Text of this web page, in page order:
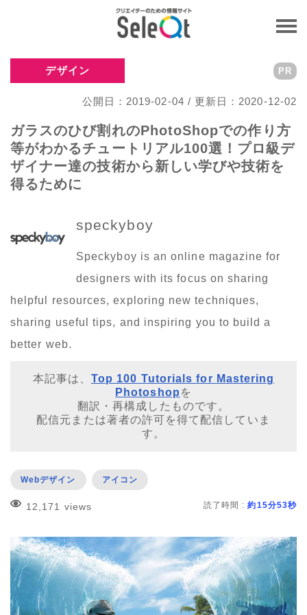
デザイン
公開日：2019-02-04 / 更新日：2020-12-02
PR
ガラスのひび割れのPhotoShopでの作り方
等がわかるチュートリアル100選！プロ級デ
ザイナー達の技術から新しい学びや技術を
得るために
speckyboy
Speckyboy is an online magazine for
designers with its focus on sharing
helpful resources, exploring new techniques,
sharing useful tips, and inspiring you to build a
better web.
本記事は、Top 100 Tutorials for Mastering
Photoshop を
翻訳・再構成したものです。
配信元または著者の許可を得て配信していま
す。
Webデザイン アイコン
12,171 views 読了時間 :約15分53秒